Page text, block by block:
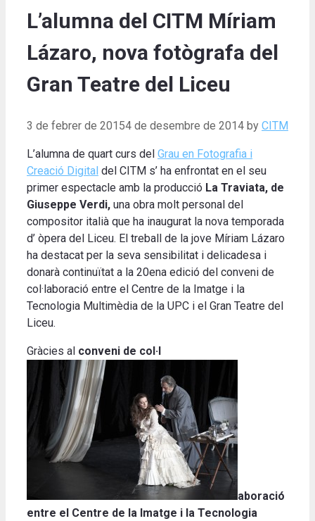
L’alumna del CITM Míriam
Lázaro, nova fotògrafa del
Gran Teatre del Liceu
3 de febrer de 20154 de desembre de 2014 by CITM
L’alumna de quart curs del Grau en Fotografia i
Creació Digital del CITM s’ ha enfrontat en el seu
primer espectacle amb la producció La Traviata, de
Giuseppe Verdi, una obra molt personal del
compositor italià que ha inaugurat la nova temporada
d’ òpera del Liceu. El treball de la jove Míriam Lázaro
ha destacat per la seva sensibilitat i delicadesa i
donarà continuïtat a la 20ena edició del conveni de
col·laboració entre el Centre de la Imatge i la
Tecnologia Multimèdia de la UPC i el Gran Teatre del
Liceu.
Gràcies al conveni de col·l
aboració
entre el Centre de la Imatge i la Tecnologia